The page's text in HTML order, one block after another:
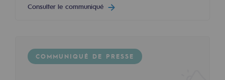
Gestion de l'énergie
Gestion des impacts
Consulter le communiqué
COMMUNIQUÉ DE PRESSE